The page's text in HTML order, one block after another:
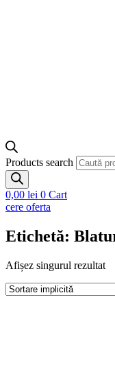
Products search
0,00 lei 0 Cart
cere oferta
Etichetă:
Afișez singurul rezultat